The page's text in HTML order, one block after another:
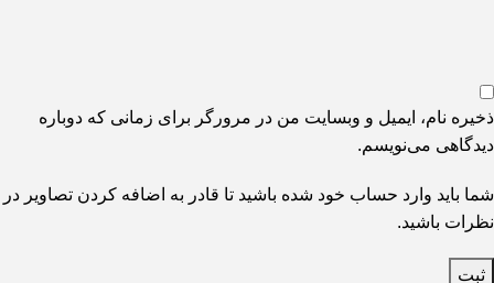
ذخیره نام، ایمیل و وبسایت من در مرورگر برای زمانی که دوباره
دیدگاهی می‌نویسم.
شما باید وارد حساب خود شده باشید تا قادر به اضافه کردن تصاویر در
نظرات باشید.